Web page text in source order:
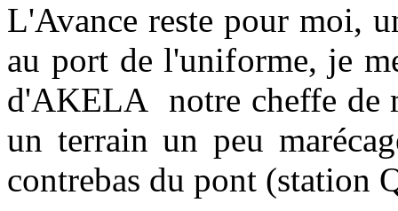
L'Avance reste pour moi,
au port de l'uniforme, je
d'AKELA notre cheffe de
un terrain un peu
contrebas du pont (station